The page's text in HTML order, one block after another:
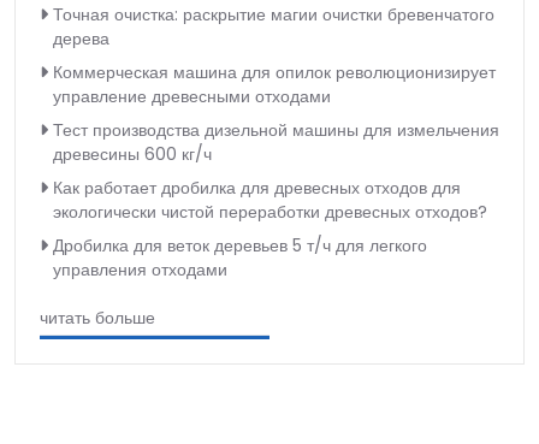
Точная очистка: раскрытие магии очистки бревенчатого
дерева
Коммерческая машина для опилок революционизирует
управление древесными отходами
Тест производства дизельной машины для измельчения
древесины 600 кг/ч
Как работает дробилка для древесных отходов для
экологически чистой переработки древесных отходов?
Дробилка для веток деревьев 5 т/ч для легкого
управления отходами
читать больше